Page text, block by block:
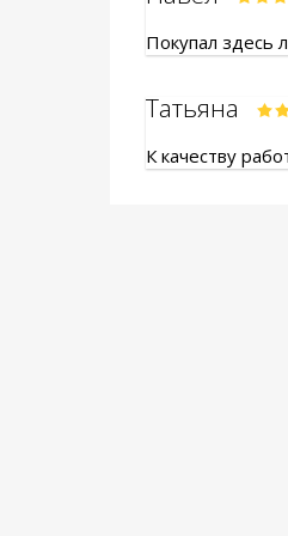
Покупал здесь
Татьяна
К качеству